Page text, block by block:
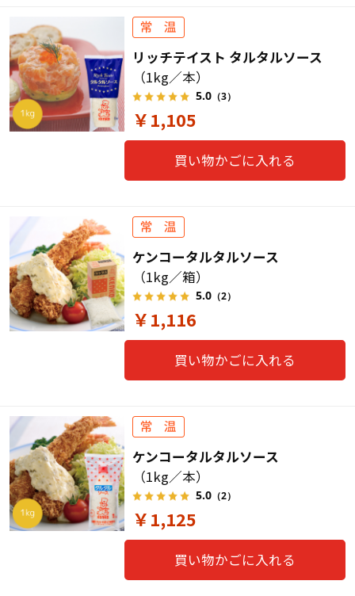
リッチテイスト タルタルソース
（1kg／本）
5.0（3）
￥1,105
買い物かごに入れる
ケンコータルタルソース
（1kg／箱）
5.0（2）
￥1,116
買い物かごに入れる
ケンコータルタルソース
（1kg／本）
5.0（2）
￥1,125
買い物かごに入れる